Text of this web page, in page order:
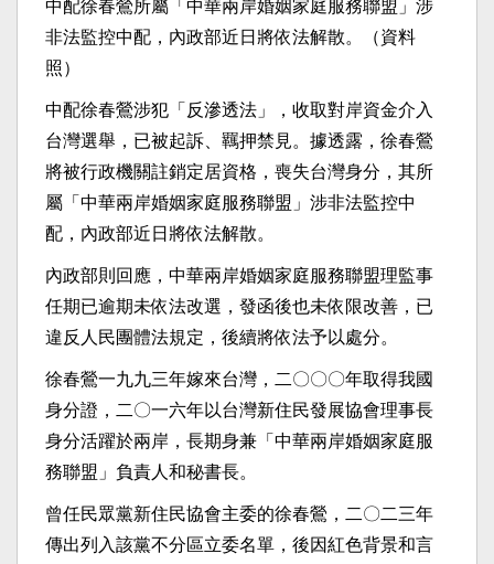
中配徐春鶯所屬「中華兩岸婚姻家庭服務聯盟」涉
非法監控中配，內政部近日將依法解散。（資料
照）
中配徐春鶯涉犯「反滲透法」，收取對岸資金介入
台灣選舉，已被起訴、羈押禁見。據透露，徐春鶯
將被行政機關註銷定居資格，喪失台灣身分，其所
屬「中華兩岸婚姻家庭服務聯盟」涉非法監控中
配，內政部近日將依法解散。
內政部則回應，中華兩岸婚姻家庭服務聯盟理監事
任期已逾期未依法改選，發函後也未依限改善，已
違反人民團體法規定，後續將依法予以處分。
徐春鶯一九九三年嫁來台灣，二〇〇〇年取得我國
身分證，二〇一六年以台灣新住民發展協會理事長
身分活躍於兩岸，長期身兼「中華兩岸婚姻家庭服
務聯盟」負責人和秘書長。
曾任民眾黨新住民協會主委的徐春鶯，二〇二三年
傳出列入該黨不分區立委名單，後因紅色背景和言